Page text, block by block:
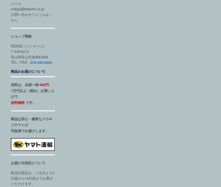
メール
indigo@etworld.co.jp
お問い合わせフォームはこ
ちら
ショップ情報
INDIGO（インディゴ）
〒939-8212
富山県富山市掛尾町608
TEL / FAX：076-495-8560
商品のお届けについて
送料は、全国一律660円
1万円以上（税込）お買い上
げで
送料無料 です。
商品は安心・確実なクロネ
コヤマトの
宅急便でお届けします。
お届け日指定について
配送日指定は、ご注文より3
日後から14日後までお選び
いただけます。